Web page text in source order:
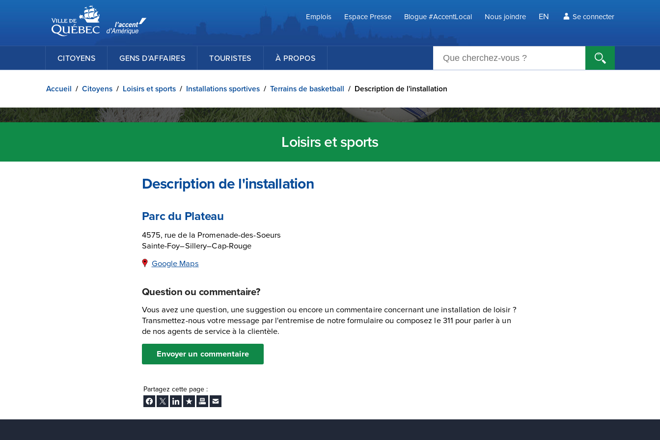
Passer au contenu principal
Ville de Québec
Emplois
Espace Presse Blogue #AccentLocal Nous joindre EN Se connecter
CITOYENS GENS D’AFFAIRES TOURISTES À PROPOS
Accueil / Citoyens / Loisirs et sports / Installations sportives / Terrains de basketball / Description de l'installation
Loisirs et sports
Description de l'installation
Parc du Plateau
4575, rue de la Promenade-des-Soeurs
Sainte-Foy–Sillery–Cap-Rouge
Google Maps
Question ou commentaire?
Vous avez une question, une suggestion ou encore un commentaire concernant une installation de loisir ?
Transmettez-nous votre message par l'entremise de notre formulaire ou composez le 311 pour parler à un
de nos agents de service à la clientèle.
Envoyer un commentaire
Partagez cette page :
Facebook
TwitterLinkedInAjouter aux favoris
ImprimerEnvoyer Ã un ami